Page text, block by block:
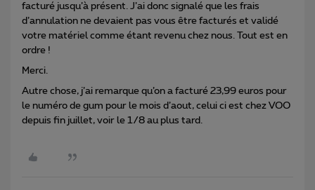
facturé jusqu’à présent. J’ai donc signalé que les frais
d’annulation ne devaient pas vous être facturés et validé
votre matériel comme étant revenu chez nous. Tout est en
ordre !
Merci.
Autre chose, j’ai remarque qu’on a facturé 23,99 euros pour
le numéro de gum pour le mois d’aout, celui ci est chez VOO
depuis fin juillet, voir le 1/8 au plus tard.